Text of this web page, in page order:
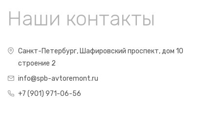
Наши контакты
Санкт-Петербург, Шафировский проспект, дом 10
строение 2
info@spb-avtoremont.ru
+7 (901) 971-06-56